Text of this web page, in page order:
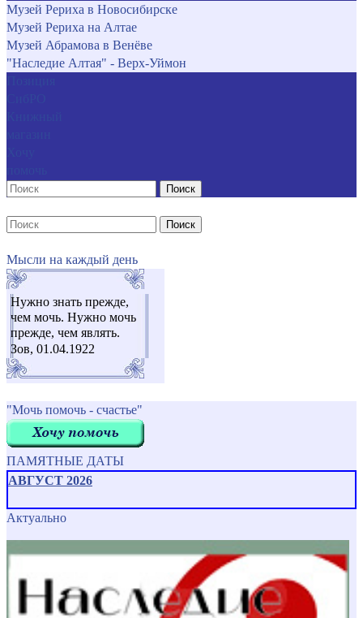
Музей Рериха в Новосибирске
Музей Рериха на Алтае
Музей Абрамова в Венёве
"Наследие Алтая" - Верх-Уймон
Поиск
Поиск
Мысли на каждый день
Нужно знать прежде,
чем мочь. Нужно мочь
прежде, чем являть.
Зов, 01.04.1922
"Мочь помочь - счастье"
ПАМЯТНЫЕ ДАТЫ
АВГУСТ 2026
Актуально